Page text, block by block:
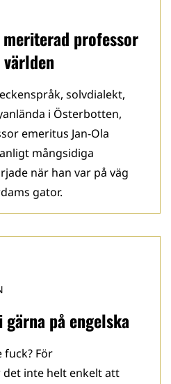
meriterad professor
solvdialekt,
i Österbotten,
emeritus Jan-Ola
mångsidiga
när han var på väg
gator.
gärna på engelska
fuck? För
inte helt enkelt att